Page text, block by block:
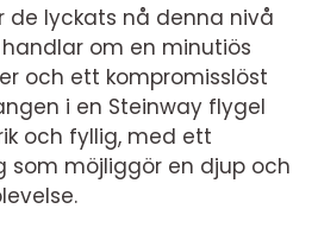
de lyckats nå denna nivå
om en minutiös
och ett kompromisslöst
i en Steinway flygel
och fyllig, med ett
som möjliggör en djup och